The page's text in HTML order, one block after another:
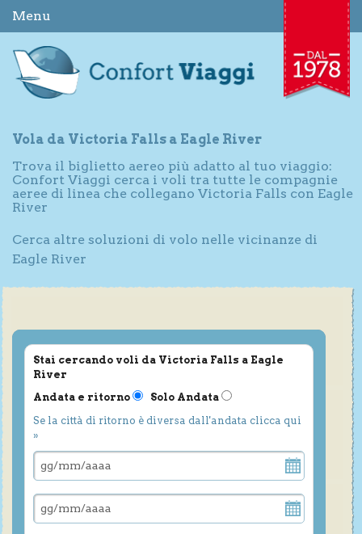
Menu
Vola da Victoria Falls a Eagle River
Trova il biglietto aereo più adatto al tuo viaggio:
Confort Viaggi cerca i voli tra tutte le compagnie
aeree di linea che collegano Victoria Falls con Eagle
River
Cerca altre soluzioni di volo nelle vicinanze di
Eagle River
Stai cercando voli da Victoria Falls a Eagle
River
Andata e ritorno
Solo Andata
Se la città di ritorno è diversa dall'andata clicca qui
»